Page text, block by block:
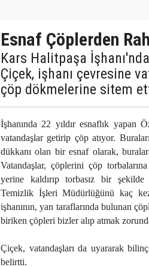
Esnaf Çöplerden
Kars Halitpaşa
Çiçek, işhanı çevresine
çöp dökmelerine sitem
İşhanında 22 yıldır esnaflık yapan
vatandaşlar getirip çöp atıyor.
dükkanı olan bir esnaf olarak,
Vatandaşlar, çöplerini çöp
yerine kaldırıp torbasız bir şekilde
Temizlik İşleri Müdürlüğünü kaç
işhanının, yan taraflarında bulunan
biriken çöpleri bizler alıp atmak
Çiçek, vatandaşları da uyararak
belirtti.